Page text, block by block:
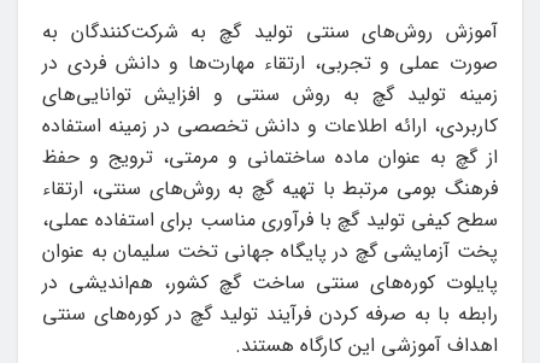
آموزش روش‌های سنتی تولید گچ به شرکت‌کنندگان به
صورت عملی و تجربی، ارتقاء مهارت‌ها و دانش فردی در
زمینه تولید گچ به روش سنتی و افزایش توانایی‌های
کاربردی، ارائه اطلاعات و دانش تخصصی در زمینه استفاده
از گچ به عنوان ماده ساختمانی و مرمتی، ترویج و حفظ
فرهنگ بومی مرتبط با تهیه گچ به روش‌های سنتی، ارتقاء
سطح کیفی تولید گچ با فرآوری مناسب برای استفاده عملی،
پخت آزمایشی گچ در پایگاه جهانی تخت سلیمان به عنوان
پایلوت کوره‌های سنتی ساخت گچ کشور، هم‌اندیشی در
رابطه با به صرفه کردن فرآیند تولید گچ در کوره‌های سنتی
اهداف آموزشی این کارگاه هستند.